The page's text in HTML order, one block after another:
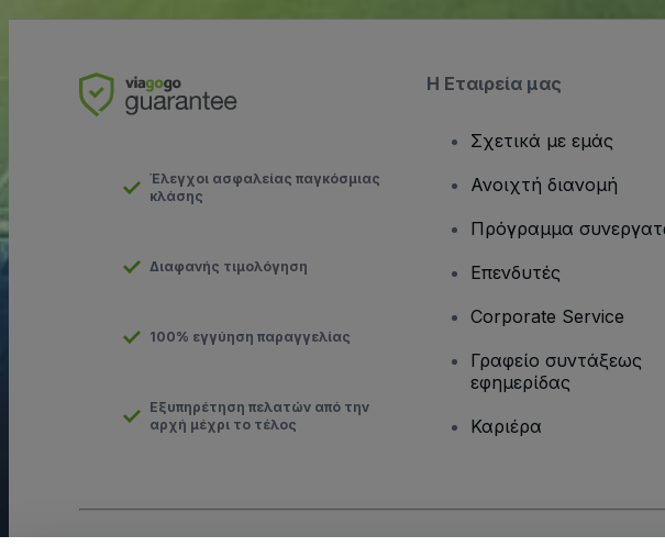
Έλεγχοι ασφαλείας παγκόσμιας
κλάσης
Διαφανής τιμολόγηση
100% εγγύηση παραγγελίας
Εξυπηρέτηση πελατών από την
αρχή μέχρι το τέλος
Η Εταιρεία μας
Σχετικά με εμάς
Ανοιχτή διανομή
Πρόγραμμα
Επενδυτές
Corporate Service
Γραφείο συντάξεως
εφημερίδας
Καριέρα